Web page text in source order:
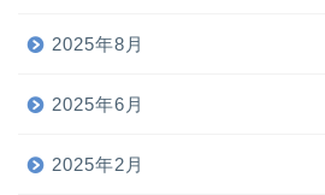
2025年8月
2025年6月
2025年2月